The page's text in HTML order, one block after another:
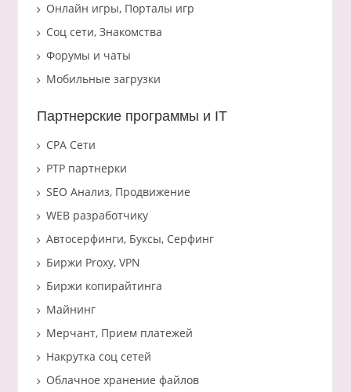
Онлайн игры, Порталы игр
Соц сети, Знакомства
Форумы и чаты
Мобильные загрузки
Партнерские программы и IT
CPA Сети
PTP партнерки
SEO Анализ, Продвижение
WEB разработчику
Автосерфинги, Буксы, Серфинг
Биржи Proxy, VPN
Биржи копирайтинга
Майнинг
Мерчант, Прием платежей
Накрутка соц сетей
Облачное хранение файлов